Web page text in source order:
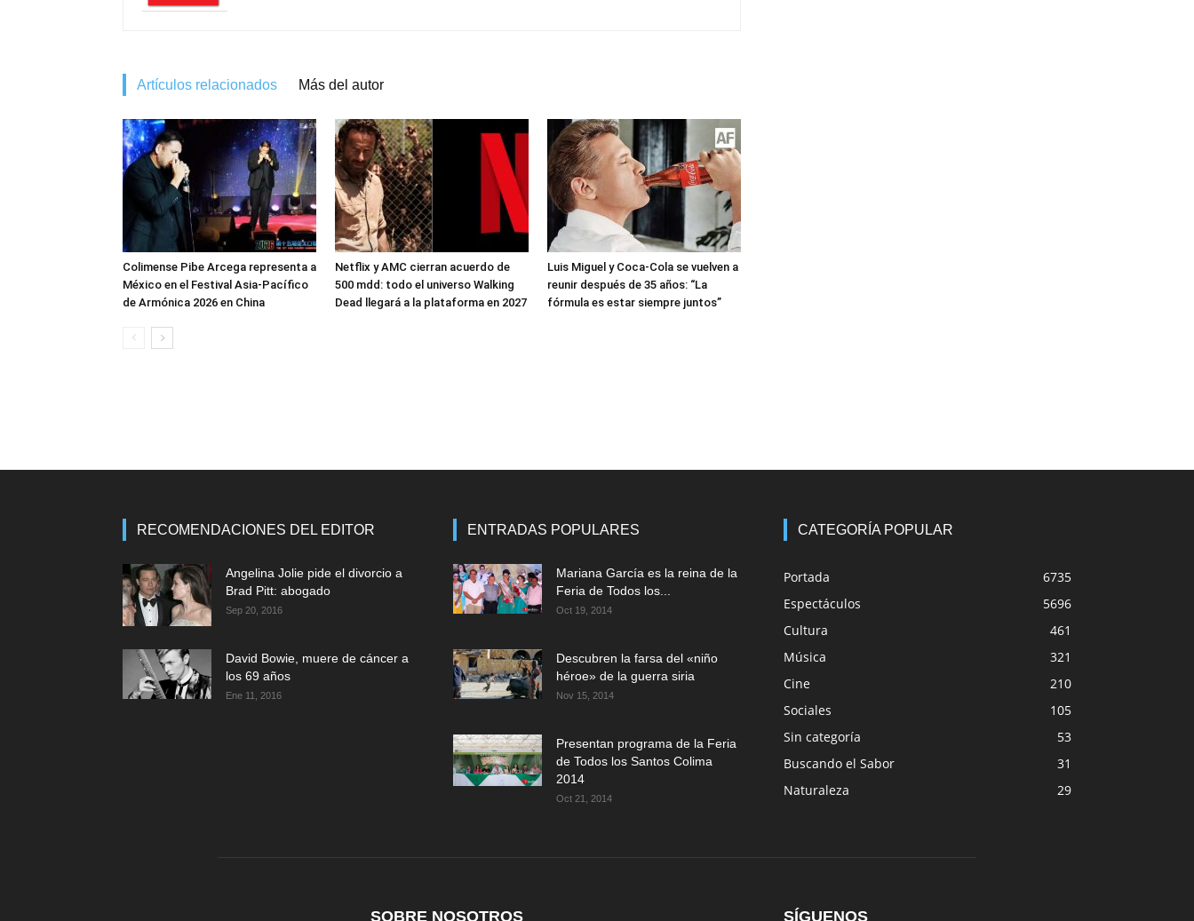
Artículos relacionados Más del autor
Colimense Pibe Arcega representa a
México en el Festival Asia-Pacífico
de Armónica 2026 en China
Netflix y AMC cierran acuerdo de
500 mdd: todo el universo Walking
Dead llegará a la plataforma en 2027
Luis Miguel y Coca-Cola se vuelven a
reunir después de 35 años: “La
fórmula es estar siempre juntos”
RECOMENDACIONES DEL EDITOR
Angelina Jolie pide el divorcio a
Brad Pitt: abogado
Sep 20, 2016
David Bowie, muere de cáncer a
los 69 años
Ene 11, 2016
ENTRADAS POPULARES
Mariana García es la reina de la
Feria de Todos los...
Oct 19, 2014
Descubren la farsa del «niño
héroe» de la guerra siria
Nov 15, 2014
Presentan programa de la Feria
de Todos los Santos Colima
2014
Oct 21, 2014
CATEGORÍA POPULAR
Portada
6735
Espectáculos
5696
Cultura
461
Música
321
Cine
210
Sociales
105
Sin categoría
53
Buscando el Sabor
31
Naturaleza
29
SOBRE NOSOTROS SÍGUENOS